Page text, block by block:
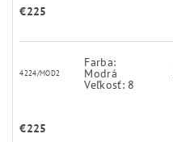
€225
4224/MOD2
Farba:
Modrá
Veľkosť: 8
€225